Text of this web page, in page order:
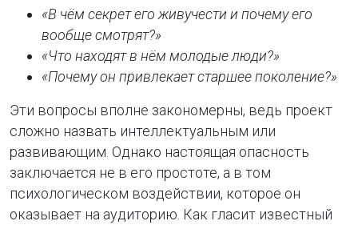
«В чём секрет его живучести и почему его
вообще смотрят?»
«Что находят в нём молодые люди?»
«Почему он привлекает старшее поколение?»
Эти вопросы вполне закономерны, ведь проект
сложно назвать интеллектуальным или
развивающим. Однако настоящая опасность
заключается не в его простоте, а в том
психологическом воздействии, которое он
оказывает на аудиторию. Как гласит известный